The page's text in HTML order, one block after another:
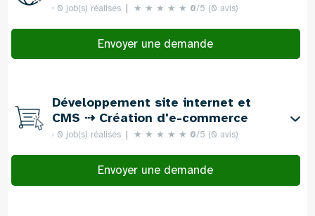
0 job(s) réalisés ★ ★ ★ ★ ★ 0/5 (0 avis)
Envoyer une demande
Développement site internet et
CMS ⇢ Création d'e-commerce
0 job(s) réalisés ★ ★ ★ ★ ★ 0/5 (0 avis)
Envoyer une demande